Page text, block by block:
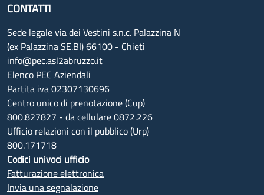
CONTATTI
Sede legale via dei Vestini s.n.c. Palazzina N
(ex Palazzina SE.BI) 66100 - Chieti
info@pec.asl2abruzzo.it
Elenco PEC Aziendali
Partita iva 02307130696
Centro unico di prenotazione (Cup)
800.827827 - da cellulare 0872.226
Ufficio relazioni con il pubblico (Urp)
800.171718
Codici univoci ufficio
Fatturazione elettronica
Invia una segnalazione